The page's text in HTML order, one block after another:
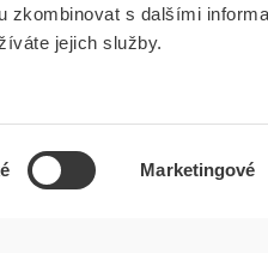
zkombinovat s dalšími
jejich služby.
Marketingové